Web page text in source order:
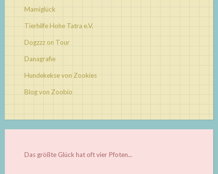
Mamiglück
Tierhilfe Hohe Tatra e.V.
Dogzzz on Tour
Danagrafie
Hundekekse von Zookies
Blog von Zoobio
Das größte Glück hat oft vier Pfoten...